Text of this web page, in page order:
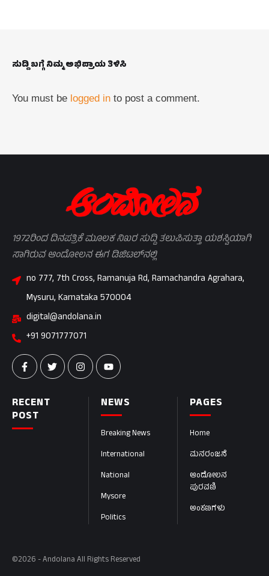
ಸುದ್ದಿ ಬಗ್ಗೆ ನಿಮ್ಮ ಅಭಿಪ್ರಾಯ ತಿಳಿಸಿ
You must be logged in to post a comment.
PAGES
Home
ಮನರಂಜನೆ
ಆಂದೋಲನ
ಪುರವಣಿ
ಅಂಕಣಗಳು
NEWS
Breaking News
International
National
Mysore
Politics
RECENT
POST
1972ರಿಂದ ದಿನಪತ್ರಿಕೆ ಮೂಲಕ ನಿಖರ ಸುದ್ದಿ ತಲುಪಿಸುತ್ತಾ ಯಶಸ್ವಿಯಾಗಿ
ಸಾಗಿರುವ ಆಂದೋಲನ ಈಗ ಡಿಜಿಟಲ್‌ನಲ್ಲಿ
no 777, 7th Cross, Ramanuja Rd, Ramachandra Agrahara,
Mysuru, Karnataka 570004
digital@andolana.in
+91 9071777071
©2026 - Andolana All Rights Reserved